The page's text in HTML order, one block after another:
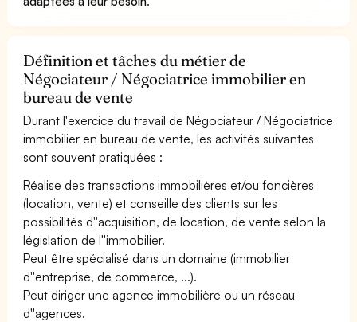
Définition et tâches du métier de
Négociateur / Négociatrice immobilier en
bureau de vente
Durant l'exercice du travail de Négociateur / Négociatrice
immobilier en bureau de vente, les activités suivantes
sont souvent pratiquées :
Réalise des transactions immobilières et/ou foncières
(location, vente) et conseille des clients sur les
possibilités d''acquisition, de location, de vente selon la
législation de l''immobilier.
Peut être spécialisé dans un domaine (immobilier
d''entreprise, de commerce, ...).
Peut diriger une agence immobilière ou un réseau
d''agences.